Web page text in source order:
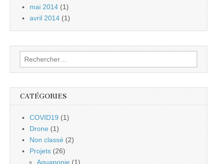
mai 2014 (1)
avril 2014 (1)
Rechercher :
CATÉGORIES
COVID19 (1)
Drone (1)
Non classé (2)
Projets (26)
Aquaponie (1)